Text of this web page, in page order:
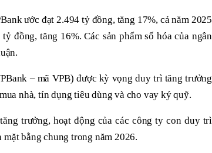
ước đạt 2.494 tỷ đồng, tăng 17%, cả năm 2025
đồng, tăng 16%. Các sản phẩm số hóa của ngân
– mã VPB) được kỳ vọng duy trì tăng trưởng
nhà, tín dụng tiêu dùng và cho vay ký quỹ.
trưởng, hoạt động của các công ty con duy trì
bằng chung trong năm 2026.